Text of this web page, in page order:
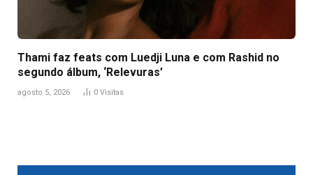
Thami faz feats com Luedji Luna e com Rashid no
segundo álbum, ‘Relevuras’
agosto 5, 2026 0 Visitas